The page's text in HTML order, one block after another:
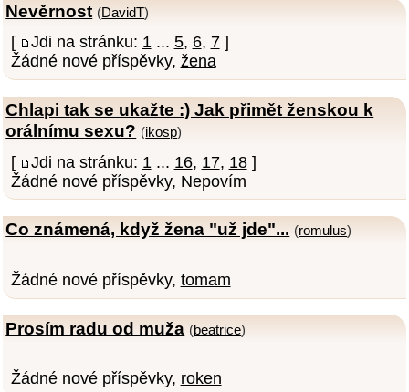
Nevěrnost (DavidT)
[ Jdi na stránku: 1... 5, 6, 7]
Žádné nové příspěvky, žena
Chlapi tak se ukažte :) Jak přimět ženskou k
orálnímu sexu? (ikosp)
[ Jdi na stránku: 1 ... 16, 17, 18]
Žádné nové příspěvky, Nepovím
Co známená, když žena "už jde"... (romulus)
Žádné nové příspěvky, tomam
Prosím radu od muža (beatrice)
Žádné nové příspěvky, roken